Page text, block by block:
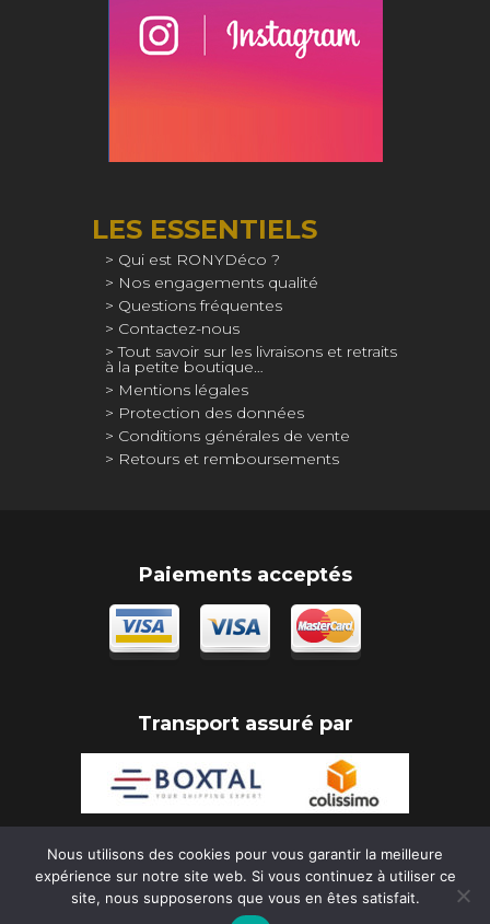
LES ESSENTIELS
Qui est RONYDéco ?
Nos engagements qualité
Questions fréquentes
Contactez-nous
Tout savoir sur les livraisons et retraits
à la petite boutique…
Mentions légales
Protection des données
Conditions générales de vente
Retours et remboursements
Paiements acceptés
Transport assuré par
Copyright Rony Déco 2026
Nous utilisons des cookies pour vous garantir la meilleure
expérience sur notre site web. Si vous continuez à utiliser ce
site, nous supposerons que vous en êtes satisfait.